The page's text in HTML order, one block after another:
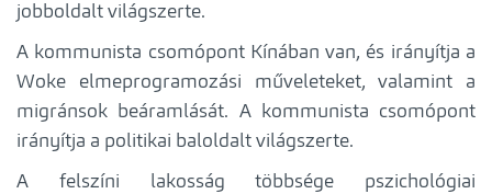
jobboldalt világszerte.
A kommunista csomópont Kínában van, és irányítja a
Woke elmeprogramozási műveleteket, valamint a
migránsok beáramlását. A kommunista csomópont
irányítja a politikai baloldalt világszerte.
A felszíni lakosság többsége pszichológiai